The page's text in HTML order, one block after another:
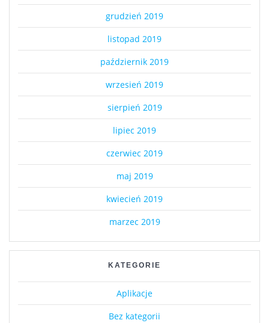
grudzień 2019
listopad 2019
październik 2019
wrzesień 2019
sierpień 2019
lipiec 2019
czerwiec 2019
maj 2019
kwiecień 2019
marzec 2019
KATEGORIE
Aplikacje
Bez kategorii